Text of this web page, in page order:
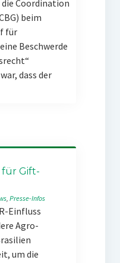
Coordination
beim
für
Beschwerde
dass der
Gift-
, Presse-Infos
Einfluss
Agro-
um die